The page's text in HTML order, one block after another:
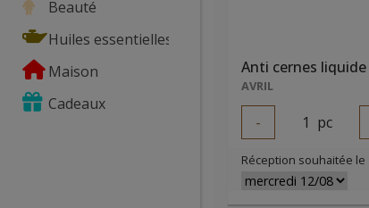
Beauté
Huiles essentielles
Maison
Cadeaux
AVRIL
- 1 pc
Réception souhaitée le